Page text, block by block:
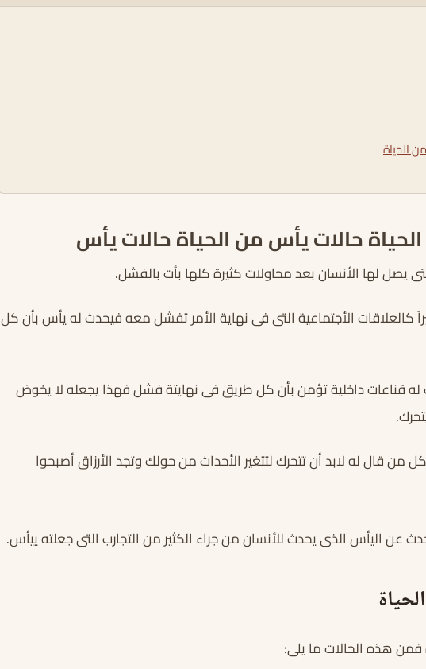
الحياة
حالات يأس من الحياة حالات يأس
يصل لها الأنسان بعد محاولات كثيرة كلها بأت بالفشل.
كالعلاقات الأجتماعية التى فى نهاية الأمر تفشل معه فيحدث له يأس بأن كل
قناعات داخلية تؤمن بأن كل طريق فى نهايتة فشل فهذا يجعله لا يخوض
من قال له لابد أن تتحرك لتتغير الأحداث من حولك وتجد الأرزاق أصبحوا
اليأس الذى يحدث للأنسان من جراء الكثير من التجارب التى جعلته ييأس.
هذه الحالات ما يلى: